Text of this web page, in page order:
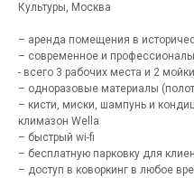
Культуры, Москва
– аренда помещения в
– современное и
- всего 3 рабочих места и 2
– одноразовые материалы
– кисти, миски, шампунь и
климазон Wella
– быстрый wi-fi
– бесплатную парковку для
– доступ в коворкинг в любое